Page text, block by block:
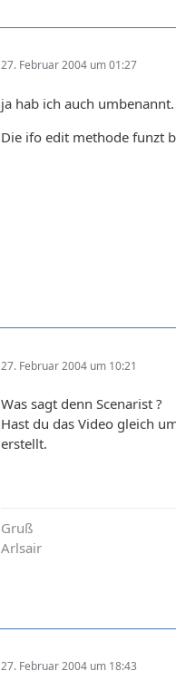
27. Februar 2004 um 01:27
ja hab ich auch umbenannt.
Die ifo edit methode funzt
27. Februar 2004 um 10:21
Was sagt denn Scenarist ?
Hast du das Video gleich
erstellt.
Gruß
Arlsair
27. Februar 2004 um 18:43